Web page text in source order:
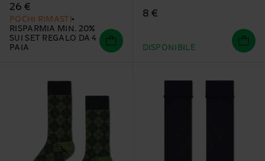
26 €
POCHI RIMASTI
RISPARMIA MIN. 20%
SUI SET REGALO DA 4
PAIA
8 €
DISPONIBILE